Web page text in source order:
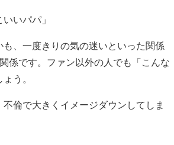
いパパ」
、一度きりの気の迷いといった関係
係です。ファン以外の人でも「こんな
う。
倫で大きくイメージダウンしてしま